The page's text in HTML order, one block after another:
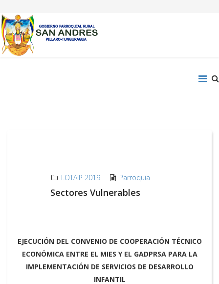
LOTAIP 2019 Parroquia
Sectores Vulnerables
EJECUCIÓN DEL CONVENIO DE COOPERACIÓN TÉCNICO
ECONÓMICA ENTRE EL MIES Y EL GADPRSA PARA LA
IMPLEMENTACIÓN DE SERVICIOS DE DESARROLLO
INFANTIL